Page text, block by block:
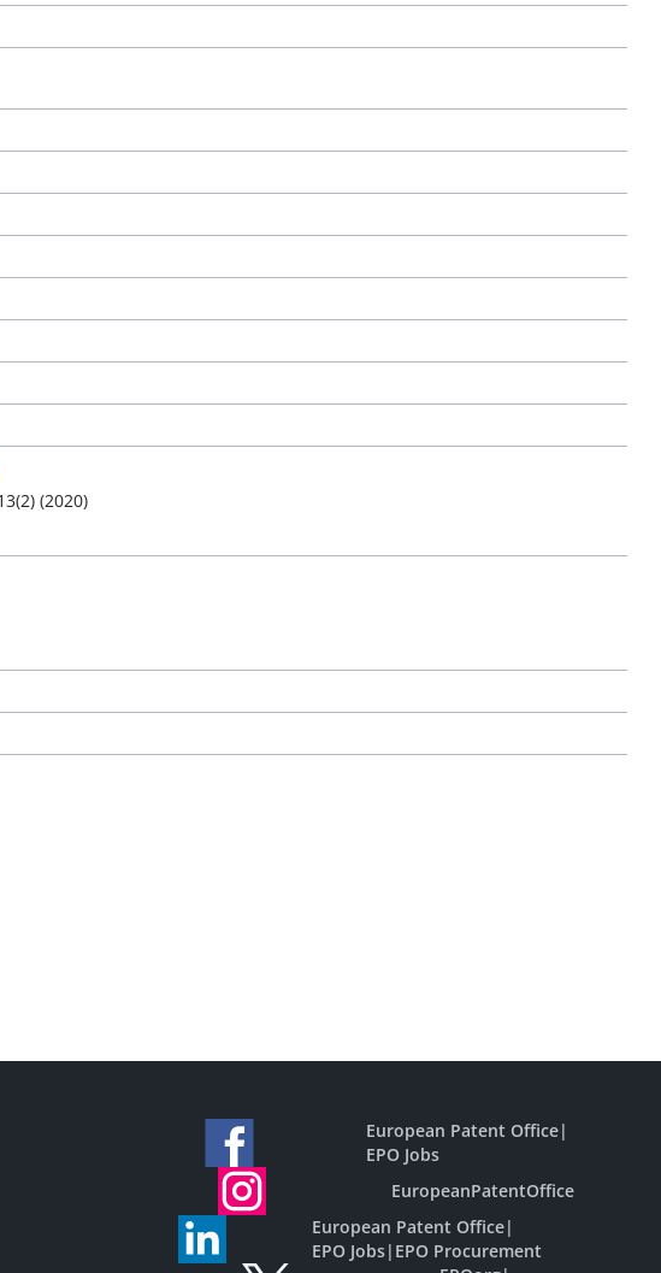
(2020)
European Patent Office|
EPO Jobs
EuropeanPatentOffice
European Patent Office|
EPO Jobs| EPO Procurement